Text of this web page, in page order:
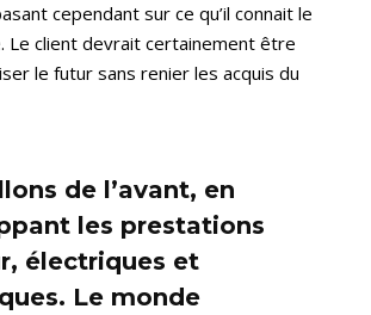
cependant sur ce qu’il connait le
Le client devrait certainement être
le futur sans renier les acquis du
de l’avant, en
les prestations
électriques et
Le monde